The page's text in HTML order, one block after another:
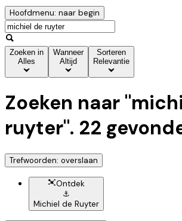
Hoofdmenu: naar begin
Zoeken in
Alles
Wanneer
Altijd
Sorteren
Relevantie
Zoeken naar "
ruyter". 22
Trefwoorden: overslaan
Ontdek
⚓
Michiel de Ruyter